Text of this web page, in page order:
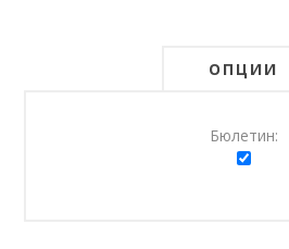
ОПЦИИ
Бюлетин: